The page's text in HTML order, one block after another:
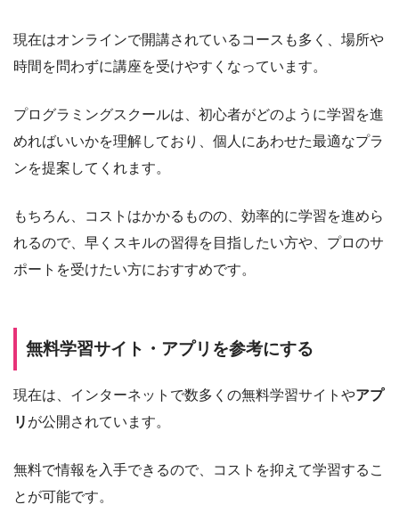
現在はオンラインで開講されているコースも多く、場所や
時間を問わずに講座を受けやすくなっています。
プログラミングスクールは、初心者がどのように学習を進
めればいいかを理解しており、個人にあわせた最適なプラ
ンを提案してくれます。
もちろん、コストはかかるものの、効率的に学習を進めら
れるので、早くスキルの習得を目指したい方や、プロのサ
ポートを受けたい方におすすめです。
無料学習サイト・アプリを参考にする
現在は、インターネットで数多くの無料学習サイトやアプ
リ が公開されています。
無料で情報を入手できるので、コストを抑えて学習するこ
とが可能です。